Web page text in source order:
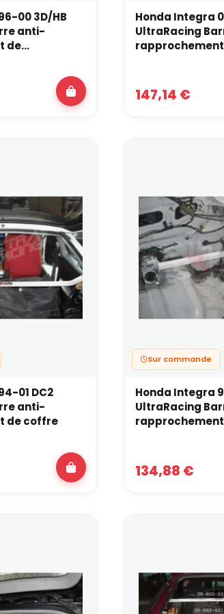
différente. Quand les deux existent pour
de préparation et l’usage.
00 3D/HB
anti-
de...
Honda Integra
UltraRacing
rapprochement
147,14 €
01 DC2
anti-
de coffre
Sur commande
Honda Integra
UltraRacing
rapprochement
134,88 €